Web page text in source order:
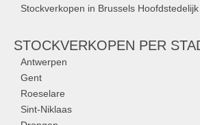
Stockverkopen in Brussels
STOCKVERKOPEN PER
Antwerpen
Gent
Roeselare
Sint-Niklaas